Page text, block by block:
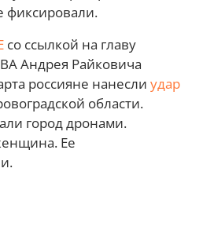
со ссылкой на главу
Андрея Райковича
россияне нанесли удар
области.
город дронами.
Ее